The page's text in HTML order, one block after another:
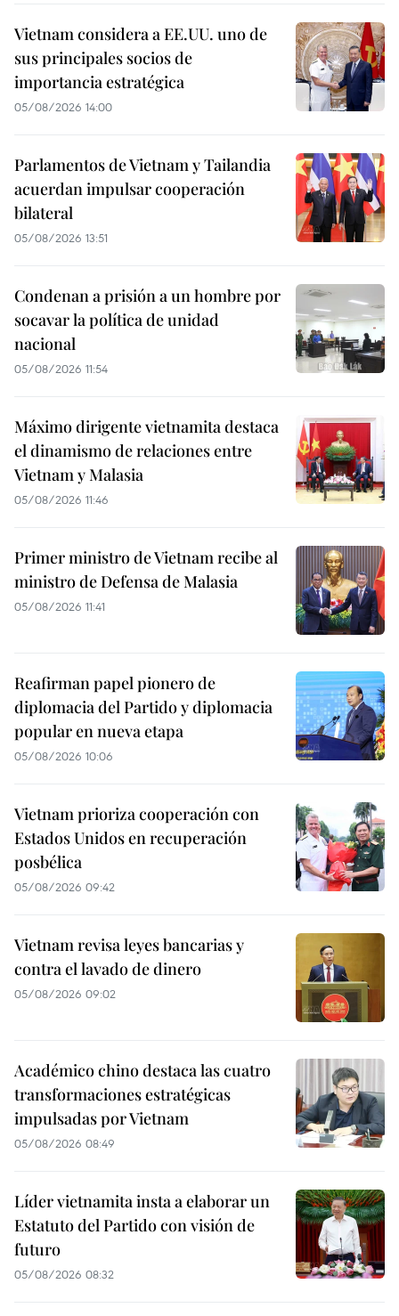
Vietnam considera a EE.UU. uno de
sus principales socios de
importancia estratégica
05/08/2026 14:00
Parlamentos de Vietnam y Tailandia
acuerdan impulsar cooperación
bilateral
05/08/2026 13:51
Condenan a prisión a un hombre por
socavar la política de unidad
nacional
05/08/2026 11:54
Máximo dirigente vietnamita destaca
el dinamismo de relaciones entre
Vietnam y Malasia
05/08/2026 11:46
Primer ministro de Vietnam recibe al
ministro de Defensa de Malasia
05/08/2026 11:41
Reafirman papel pionero de
diplomacia del Partido y diplomacia
popular en nueva etapa
05/08/2026 10:06
Vietnam prioriza cooperación con
Estados Unidos en recuperación
posbélica
05/08/2026 09:42
Vietnam revisa leyes bancarias y
contra el lavado de dinero
05/08/2026 09:02
Académico chino destaca las cuatro
transformaciones estratégicas
impulsadas por Vietnam
05/08/2026 08:49
Líder vietnamita insta a elaborar un
Estatuto del Partido con visión de
futuro
05/08/2026 08:32